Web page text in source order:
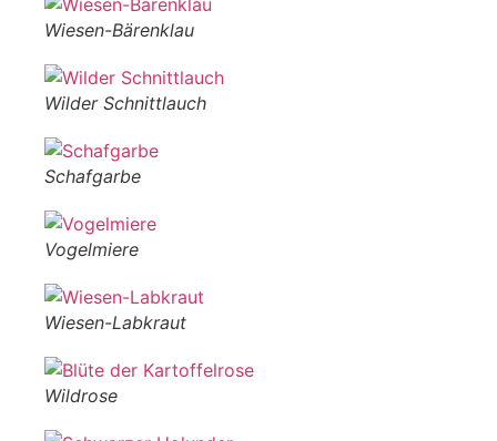
Wiesen-Bärenklau
Wilder Schnittlauch
Schafgarbe
Vogelmiere
Wiesen-Labkraut
Wildrose